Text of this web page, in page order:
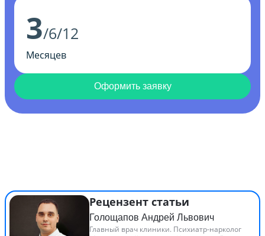
3/6/12
Месяцев
Оформить заявку
Рецензент статьи
Голощапов Андрей Львович
Главный врач клиники. Психиатр-нарколог